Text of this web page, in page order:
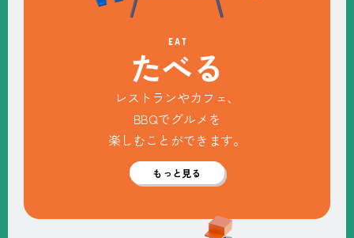
EAT
たべる
レストランやカフェ、
BBQでグルメを
楽しむことができます。
もっと見る